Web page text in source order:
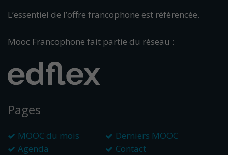
L’essentiel de l’offre francophone est référencée.
Mooc Francophone fait partie du réseau :
Pages
MOOC du mois
Derniers MOOC
Agenda
Contact